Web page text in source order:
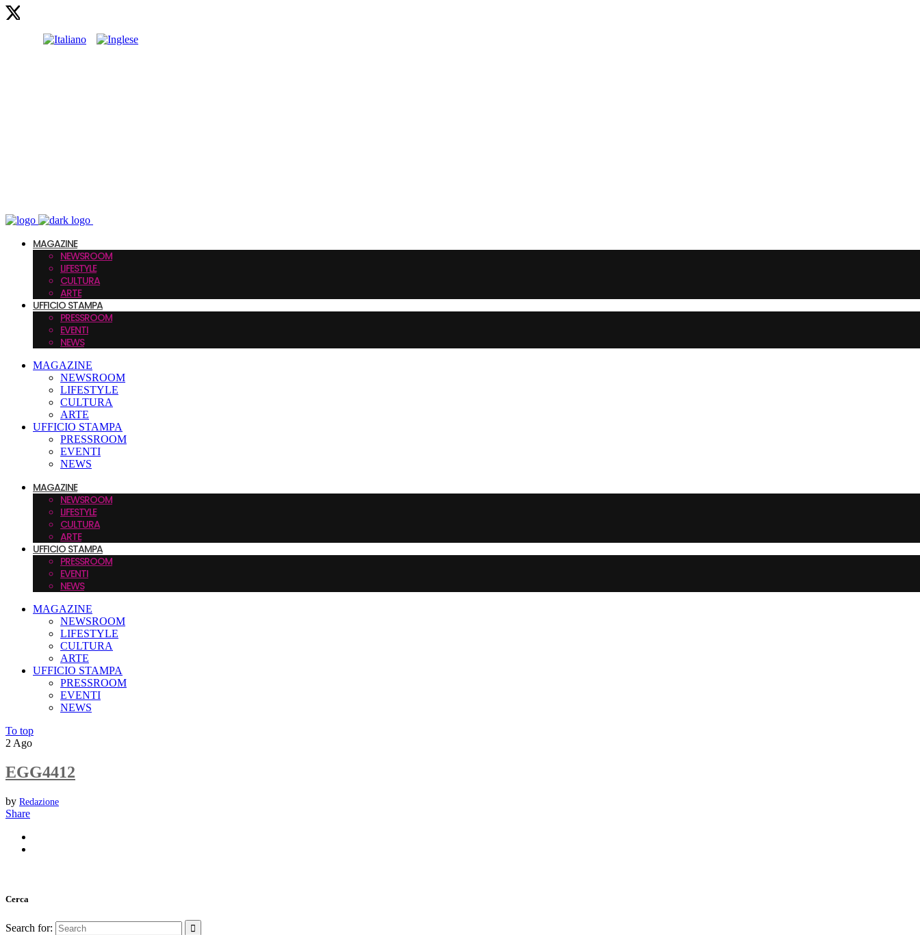
MAGAZINE
NEWSROOM
LIFESTYLE
CULTURA
ARTE
UFFICIO STAMPA
PRESSROOM
EVENTI
NEWS
MAGAZINE
NEWSROOM
LIFESTYLE
CULTURA
ARTE
UFFICIO STAMPA
PRESSROOM
EVENTI
NEWS
MAGAZINE
NEWSROOM
LIFESTYLE
CULTURA
ARTE
UFFICIO STAMPA
PRESSROOM
EVENTI
NEWS
MAGAZINE
NEWSROOM
LIFESTYLE
CULTURA
ARTE
UFFICIO STAMPA
PRESSROOM
EVENTI
NEWS
To top
2 Ago
EGG4412
by Redazione
Share
Cerca
Search for: